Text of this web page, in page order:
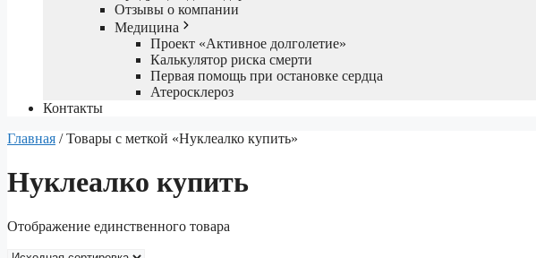
Отзывы о компании
Медицина
Проект «Активное долголетие»
Калькулятор риска смерти
Первая помощь при остановке сердца
Атеросклероз
Контакты
Главная / Товары с меткой «Нуклеалко купить»
Нуклеалко купить
Отображение единственного товара